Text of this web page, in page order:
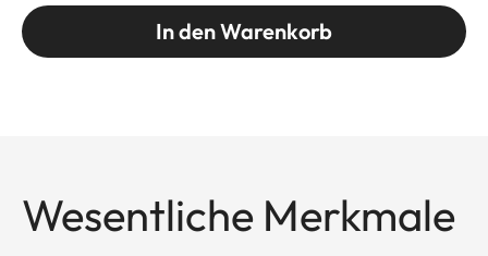
In den Warenkorb
Wesentliche Merkmale